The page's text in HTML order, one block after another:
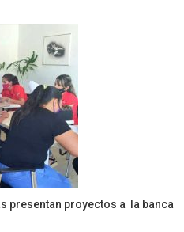
presentan proyectos a la banca